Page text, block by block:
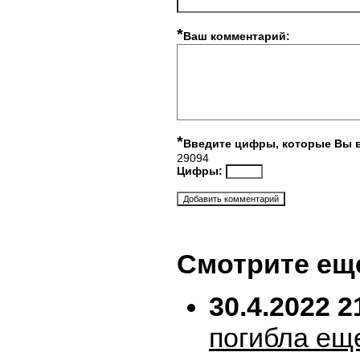
*Ваш комментарий:
*Введите цифры, которые Вы
29094
Цифры:
Смотрите
30.4.2022
погибла